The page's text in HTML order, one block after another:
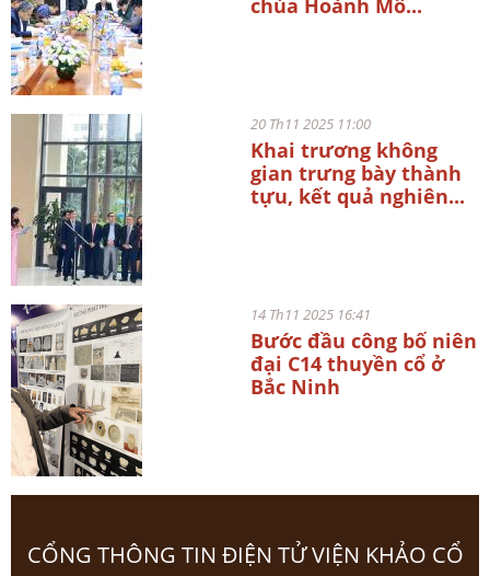
20 Th11 2025 11:00
Khai trương không
gian trưng bày thành
tựu, kết quả nghiên...
14 Th11 2025 16:41
Bước đầu công bố niên
đại C14 thuyền cổ ở
Bắc Ninh
CỔNG THÔNG TIN ĐIỆN TỬ VIỆN KHẢO CỔ